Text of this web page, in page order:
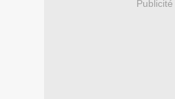
Publicité